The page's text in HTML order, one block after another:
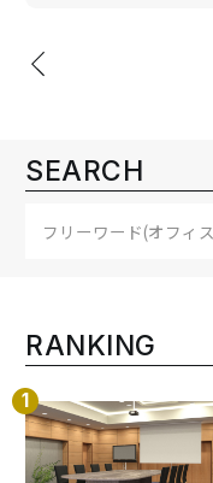
投
ビ
ゲ
ー
SEARCH
RANKING